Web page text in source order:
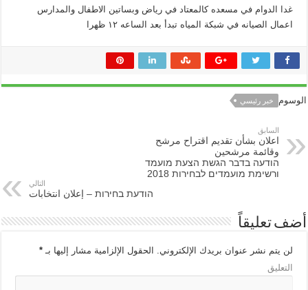
غدا الدوام في مسعده كالمعتاد في رياض وبساتين الاطفال والمدارس
اعمال الصيانه في شبكة المياه تبدأ بعد الساعه ١٢ ظهرا
الوسوم خبر رئيسي
السابق
اعلان بشأن تقديم اقتراح مرشح
وقائمة مرشحين
הודעה בדבר הגשת הצעת מועמד
ורשימת מועמדים לבחירות 2018
التالي
הודעת בחירות – إعلان انتخابات
أضف تعليقاً
لن يتم نشر عنوان بريدك الإلكتروني. الحقول الإلزامية مشار إليها بـ*
التعليق